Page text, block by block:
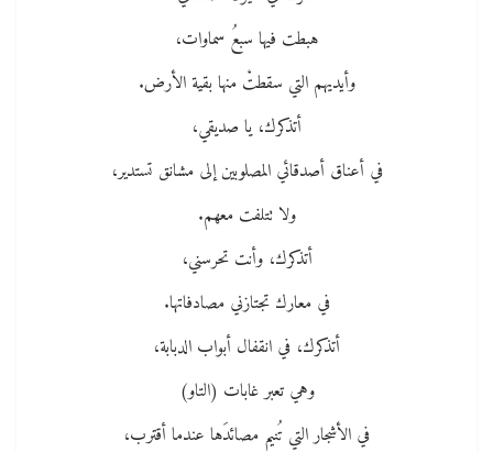
هبطت فيها سبعُ سماوات،
وأيديهم التي سقطتْ منها بقية الأرض.
أتذكرك، يا صديقي،
في أعناق أصدقائي المصلوبين إلى مشانق تستدير،
ولا تتلفت معهم.
أتذكرك، وأنت تحرسني،
في معارك تجتازني مصادفاتها.
أتذكرك، في انقفال أبواب الدبابة،
وهي تعبر غابات (التاو)
في الأشجار التي تُنيم مصائدَها عندما أقترب،